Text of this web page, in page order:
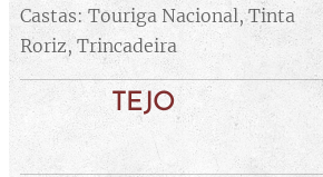
Castas: Touriga Nacional, Tinta
Roriz, Trincadeira
TEJO